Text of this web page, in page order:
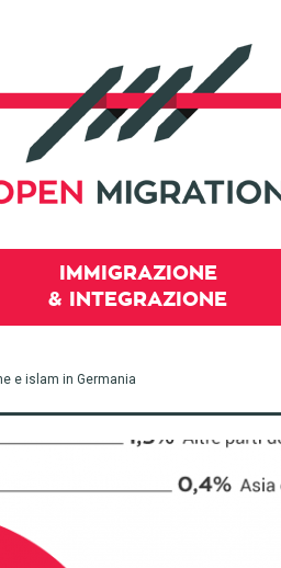
IMMIGRAZIONE
& INTEGRAZIONE
e islam in Germania